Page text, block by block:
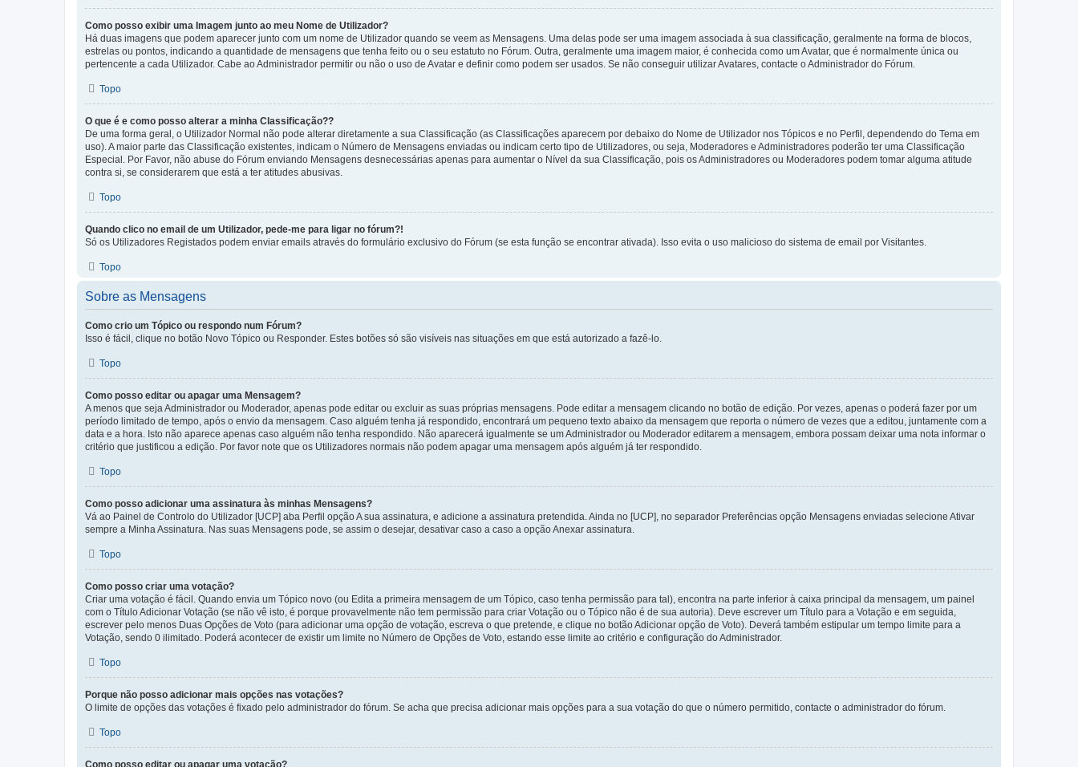
Como posso exibir uma Imagem junto ao meu Nome de Utilizador?
Há duas imagens que podem aparecer junto com um nome de Utilizador quando se veem as Mensagens. Uma delas pode ser uma imagem associada à sua classificação, geralmente na forma de blocos,
estrelas ou pontos, indicando a quantidade de mensagens que tenha feito ou o seu estatuto no Fórum. Outra, geralmente uma imagem maior, é conhecida como um Avatar, que é normalmente única ou
pertencente a cada Utilizador. Cabe ao Administrador permitir ou não o uso de Avatar e definir como podem ser usados. Se não conseguir utilizar Avatares, contacte o Administrador do Fórum.
Topo
O que é e como posso alterar a minha Classificação??
De uma forma geral, o Utilizador Normal não pode alterar diretamente a sua Classificação (as Classificações aparecem por debaixo do Nome de Utilizador nos Tópicos e no Perfil, dependendo do Tema em
uso). A maior parte das Classificação existentes, indicam o Número de Mensagens enviadas ou indicam certo tipo de Utilizadores, ou seja, Moderadores e Administradores poderão ter uma Classificação
Especial. Por Favor, não abuse do Fórum enviando Mensagens desnecessárias apenas para aumentar o Nível da sua Classificação, pois os Administradores ou Moderadores podem tomar alguma atitude
contra si, se considerarem que está a ter atitudes abusivas.
Topo
Quando clico no email de um Utilizador, pede-me para ligar no fórum?!
Só os Utilizadores Registados podem enviar emails através do formulário exclusivo do Fórum (se esta função se encontrar ativada). Isso evita o uso malicioso do sistema de email por Visitantes.
Topo
Sobre as Mensagens
Como crio um Tópico ou respondo num Fórum?
Isso é fácil, clique no botão Novo Tópico ou Responder. Estes botões só são visíveis nas situações em que está autorizado a fazê-lo.
Topo
Como posso editar ou apagar uma Mensagem?
A menos que seja Administrador ou Moderador, apenas pode editar ou excluir as suas próprias mensagens. Pode editar a mensagem clicando no botão de edição. Por vezes, apenas o poderá fazer por um
período limitado de tempo, após o envio da mensagem. Caso alguém tenha já respondido, encontrará um pequeno texto abaixo da mensagem que reporta o número de vezes que a editou, juntamente com a
data e a hora. Isto não aparece apenas caso alguém não tenha respondido. Não aparecerá igualmente se um Administrador ou Moderador editarem a mensagem, embora possam deixar uma nota informar o
critério que justificou a edição. Por favor note que os Utilizadores normais não podem apagar uma mensagem após alguém já ter respondido.
Topo
Como posso adicionar uma assinatura às minhas Mensagens?
Vá ao Painel de Controlo do Utilizador [UCP] aba Perfil opção A sua assinatura, e adicione a assinatura pretendida. Ainda no [UCP], no separador Preferências opção Mensagens enviadas selecione Ativar
sempre a Minha Assinatura. Nas suas Mensagens pode, se assim o desejar, desativar caso a caso a opção Anexar assinatura.
Topo
Como posso criar uma votação?
Criar uma votação é fácil. Quando envia um Tópico novo (ou Edita a primeira mensagem de um Tópico, caso tenha permissão para tal), encontra na parte inferior à caixa principal da mensagem, um painel
com o Título Adicionar Votação (se não vê isto, é porque provavelmente não tem permissão para criar Votação ou o Tópico não é de sua autoria). Deve escrever um Título para a Votação e em seguida,
escrever pelo menos Duas Opções de Voto (para adicionar uma opção de votação, escreva o que pretende, e clique no botão Adicionar opção de Voto). Deverá também estipular um tempo limite para a
Votação, sendo 0 ilimitado. Poderá acontecer de existir um limite no Número de Opções de Voto, estando esse limite ao critério e configuração do Administrador.
Topo
Porque não posso adicionar mais opções nas votações?
O limite de opções das votações é fixado pelo administrador do fórum. Se acha que precisa adicionar mais opções para a sua votação do que o número permitido, contacte o administrador do fórum.
Topo
Como posso editar ou apagar uma votação?